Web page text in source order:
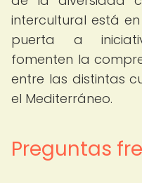
intercultural está
puerta a
fomenten la
entre las distintas
el Mediterráneo.
Preguntas